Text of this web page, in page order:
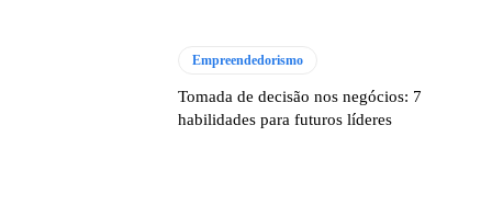
Empreendedorismo
Tomada de decisão nos negócios: 7
habilidades para futuros líderes